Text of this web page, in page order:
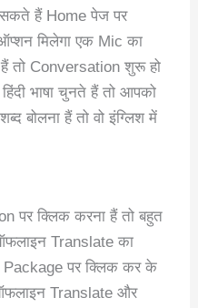
हैं Home पेज पर
मिलेगा एक Mic का
तो Conversation शुरू हो
भाषा चुनते हैं तो आपको
बोलना हैं तो वो इंग्लिश में
पर क्लिक करना हैं तो बहुत
Translate का
Package पर क्लिक कर के
Translate और